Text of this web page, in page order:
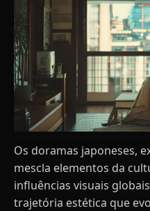
Os doramas japoneses,
mescla elementos da
influências visuais
trajetória estética que